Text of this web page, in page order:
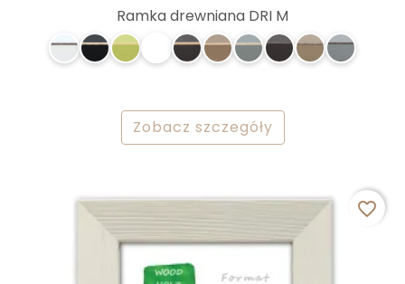
Ramka drewniana DRI M
Zobacz szczegóły
favorite_border